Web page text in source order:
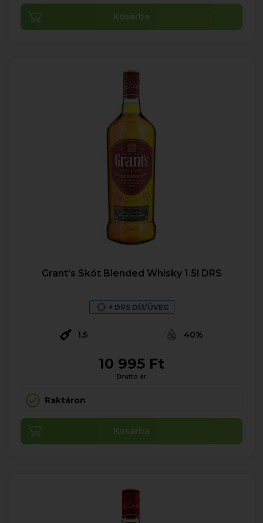
Kosárba
Grant's Skót Blended Whisky 1.5l DRS
+ DRS DÍJ/ÜVEG
1,5 40%
10 995 Ft
Bruttó ár
Raktáron
Kosárba